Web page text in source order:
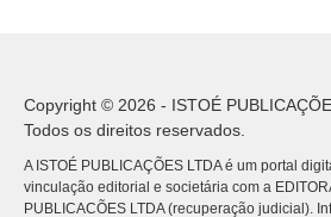
Copyright © 2026 - ISTOÉ
Todos os direitos reservados.
A ISTOÉ PUBLICAÇÕES LTDA é um portal
vinculação editorial e societária com a
PUBLICACÕES LTDA (recuperação judicial).